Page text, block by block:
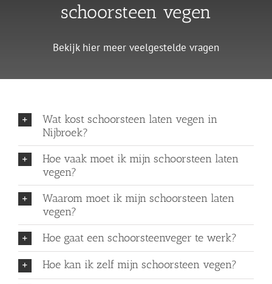
schoorsteen vegen
Bekijk hier meer veelgestelde vragen
Wat kost schoorsteen laten vegen in
Nijbroek?
Hoe vaak moet ik mijn schoorsteen laten
vegen?
Waarom moet ik mijn schoorsteen laten
vegen?
Hoe gaat een schoorsteenveger te werk?
Hoe kan ik zelf mijn schoorsteen vegen?